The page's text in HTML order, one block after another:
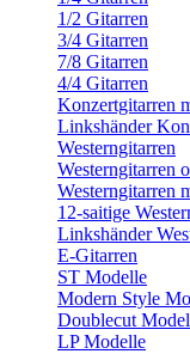
1/2 Gitarren
3/4 Gitarren
7/8 Gitarren
4/4 Gitarren
Konzertgitarren
Linkshänder
Westerngitarren
Westerngitarren
Westerngitarren
12-saitige
Linkshänder
E-Gitarren
ST Modelle
Modern Style
Doublecut
LP Modelle